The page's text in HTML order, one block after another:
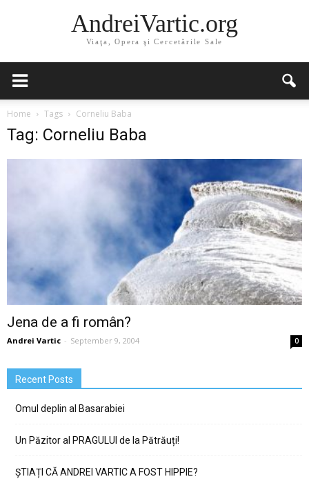
AndreiVartic.org
Viaţa, Opera şi Cercetările Sale
Home Tags Corneliu Baba
Tag: Corneliu Baba
Jena de a fi român?
Andrei Vartic - September 9, 2004 0
Recent Posts
Omul deplin al Basarabiei
Un Păzitor al PRAGULUI de la Pătrăuți!
ȘTIAȚI CĂ ANDREI VARTIC A FOST HIPPIE?